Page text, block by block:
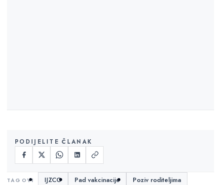
PODIJELITE ČLANAK
IJZCG Pad vakcinacije Poziv roditeljima